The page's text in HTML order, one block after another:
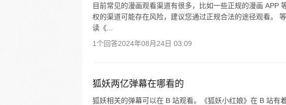
目前常见的漫画观看渠道有很多，比如一些正规的漫画 APP
权的渠道可能存在风险，建议您通过正规合法的途径观看。
读《...
1个回答2024年08月24日 03:09
狐妖两亿弹幕在哪看的
狐妖相关的弹幕可以在 B 站观看。《狐妖小红娘》在 B 站有